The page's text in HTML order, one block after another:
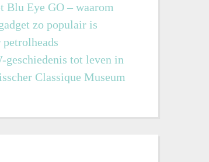
Blu Eye GO – waarom
zo populair is
petrolheads
geschiedenis tot leven in
Classique Museum